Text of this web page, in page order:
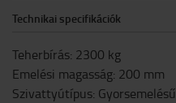
Technikai specifikációk
Teherbírás: 2300 kg
Emelési magasság: 200 mm
Szivattyútípus: Gyorsemelésű